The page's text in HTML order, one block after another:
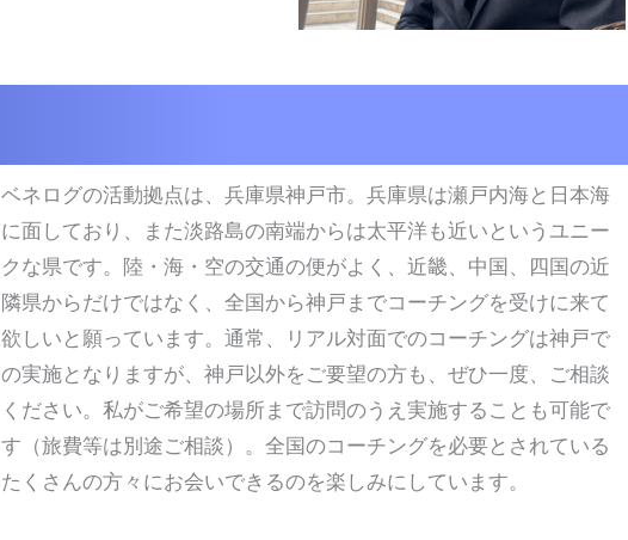
ベネログの活動拠点は、兵庫県神戸市。兵庫県は瀬戸内海と日本海
に面しており、また淡路島の南端からは太平洋も近いというユニー
クな県です。陸・海・空の交通の便がよく、近畿、中国、四国の近
隣県からだけではなく、全国から神戸までコーチングを受けに来て
欲しいと願っています。通常、リアル対面でのコーチングは神戸で
の実施となりますが、神戸以外をご要望の方も、ぜひ一度、ご相談
ください。私がご希望の場所まで訪問のうえ実施することも可能で
す（旅費等は別途ご相談）。全国のコーチングを必要とされている
たくさんの方々にお会いできるのを楽しみにしています。